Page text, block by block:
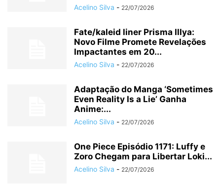
Acelino Silva - 22/07/2026
Fate/kaleid liner Prisma Illya:
Novo Filme Promete Revelações
Impactantes em 20...
Acelino Silva - 22/07/2026
Adaptação do Manga ‘Sometimes
Even Reality Is a Lie’ Ganha
Anime:...
Acelino Silva - 22/07/2026
One Piece Episódio 1171: Luffy e
Zoro Chegam para Libertar Loki...
Acelino Silva - 22/07/2026